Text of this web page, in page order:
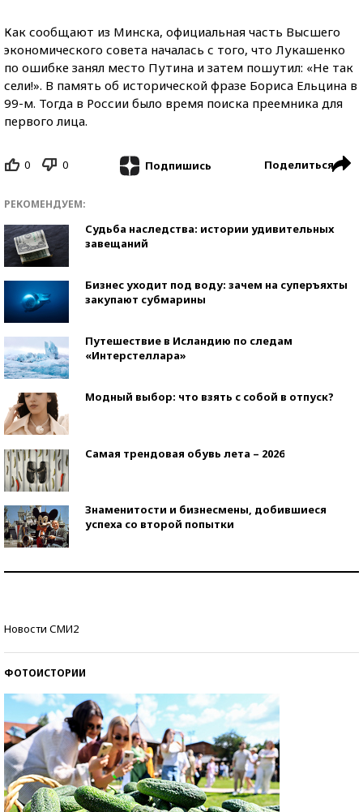
Как сообщают из Минска, официальная часть Высшего
экономического совета началась с того, что Лукашенко
по ошибке занял место Путина и затем пошутил: «Не так
сели!». В память об исторической фразе Бориса Ельцина в
99-м. Тогда в России было время поиска преемника для
первого лица.
0 0 Подпишись Поделиться
РЕКОМЕНДУЕМ:
Судьба наследства: истории удивительных
завещаний
Бизнес уходит под воду: зачем на суперъяхты
закупают субмарины
Путешествие в Исландию по следам
«Интерстеллара»
Модный выбор: что взять с собой в отпуск?
Самая трендовая обувь лета – 2026
Знаменитости и бизнесмены, добившиеся
успеха со второй попытки
Новости СМИ2
ФОТОИСТОРИИ